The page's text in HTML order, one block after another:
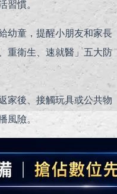
慣。
幼童，提醒小朋友和家長
重衛生、速就醫」五大防
家後、接觸玩具或公共物
風險。